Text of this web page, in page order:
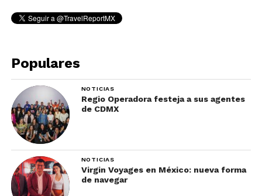
Populares
NOTICIAS
Regio Operadora festeja a sus agentes
de CDMX
NOTICIAS
Virgin Voyages en México: nueva forma
de navegar